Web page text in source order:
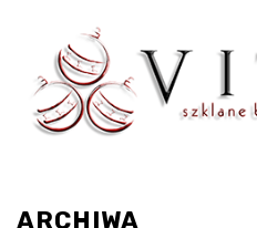
ARCHIWA